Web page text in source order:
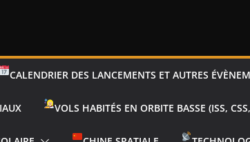
CALENDRIER DES LANCEMENTS ET AUTRES
VOLS HABITÉS EN ORBITE BASSE (ISS,